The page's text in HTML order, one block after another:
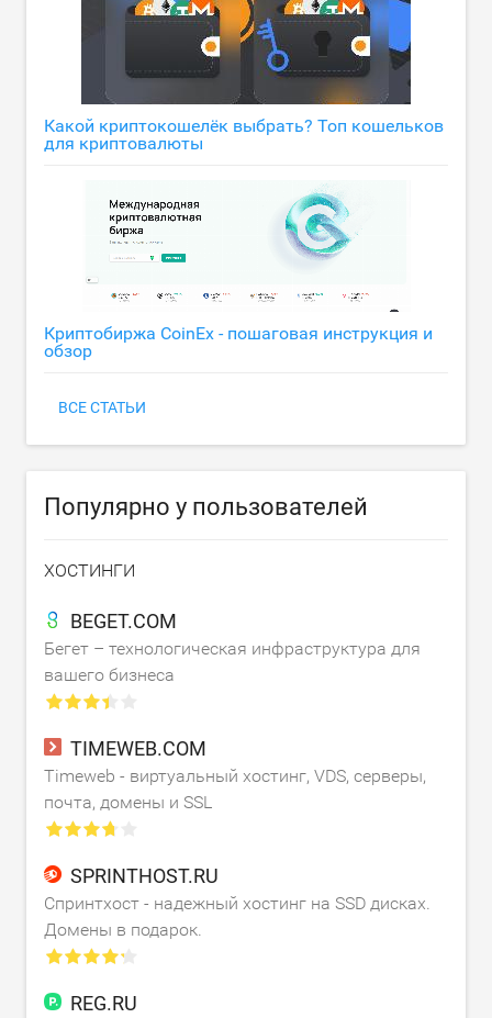
Какой криптокошелёк выбрать? Топ кошельков
для криптовалюты
Криптобиржа CoinEx - пошаговая инструкция и
обзор
ВСЕ СТАТЬИ
Популярно у пользователей
ХОСТИНГИ
BEGET.COM
Бегет – технологическая инфраструктура для
вашего бизнеса
TIMEWEB.COM
Timeweb - виртуальный хостинг, VDS, серверы,
почта, домены и SSL
SPRINTHOST.RU
Спринтхост - надежный хостинг на SSD дисках.
Домены в подарок.
REG.RU